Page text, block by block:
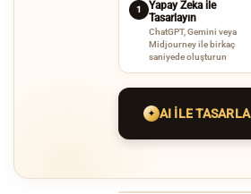
1
Yapay Zeka ile
Tasarlayın
ChatGPT, Gemini veya
Midjourney ile birkaç
saniyede oluşturun
✦ AI ILE TASARLA